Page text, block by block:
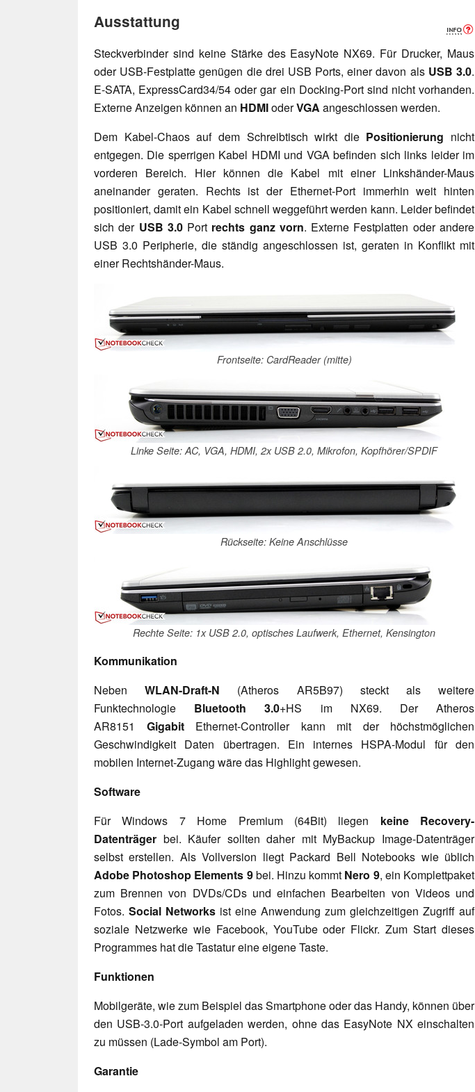
Ausstattung
Steckverbinder sind keine Stärke des EasyNote NX69. Für Drucker, Maus
oder USB-Festplatte genügen die drei USB Ports, einer davon als USB 3.0.
E-SATA, ExpressCard34/54 oder gar ein Docking-Port sind nicht vorhanden.
Externe Anzeigen können an HDMIoderVGA angeschlossen werden.
Dem Kabel-Chaos auf dem Schreibtisch wirkt die Positionierung nicht
entgegen. Die sperrigen Kabel HDMI und VGA befinden sich links leider im
vorderen Bereich. Hier können die Kabel mit einer Linkshänder-Maus
aneinander geraten. Rechts ist der Ethernet-Port immerhin weit hinten
positioniert, damit ein Kabel schnell weggeführt werden kann. Leider befindet
sich der USB 3.0Port rechts ganz vorn. Externe Festplatten oder andere
USB 3.0 Peripherie, die ständig angeschlossen ist, geraten in Konflikt mit
einer Rechtshänder-Maus.
Frontseite: CardReader (mitte)
Linke Seite: AC, VGA, HDMI, 2x USB 2.0, Mikrofon, Kopfhörer/SPDIF
Rückseite: Keine Anschlüsse
Rechte Seite: 1x USB 2.0, optisches Laufwerk, Ethernet, Kensington
Kommunikation
NebenWLAN-Draft-N (Atheros AR5B97) steckt als weitere
Funktechnologie Bluetooth 3.0+HS im NX69. Der Atheros
AR8151 Gigabit Ethernet-Controller kann mit der höchstmöglichen
Geschwindigkeit Daten übertragen. Ein internes HSPA-Modul für den
mobilen Internet-Zugang wäre das Highlight gewesen.
Software
Für Windows 7 Home Premium (64Bit) liegen keine Recovery-
Datenträger bei. Käufer sollten daher mit MyBackup Image-Datenträger
selbst erstellen. Als Vollversion liegt Packard Bell Notebooks wie üblich
Adobe Photoshop Elements 9bei. Hinzu kommt Nero 9, ein Komplettpaket
zum Brennen von DVDs/CDs und einfachen Bearbeiten von Videos und
Fotos. Social Networks ist eine Anwendung zum gleichzeitigen Zugriff auf
soziale Netzwerke wie Facebook, YouTube oder Flickr. Zum Start dieses
Programmes hat die Tastatur eine eigene Taste.
Funktionen
Mobilgeräte, wie zum Beispiel das Smartphone oder das Handy, können über
den USB-3.0-Port aufgeladen werden, ohne das EasyNote NX einschalten
zu müssen (Lade-Symbol am Port).
Garantie